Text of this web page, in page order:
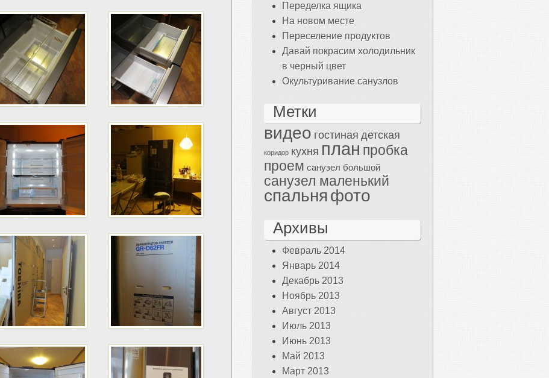
Переделка ящика
На новом месте
Переселение продуктов
Давай покрасим холодильник
в черный цвет
Окультуривание санузлов
Метки
видео гостиная детская
коридор кухня план пробка
проем санузел большой
санузел маленький
спальняфото
Архивы
Февраль 2014
Январь 2014
Декабрь 2013
Ноябрь 2013
Август 2013
Июль 2013
Июнь 2013
Май 2013
Март 2013